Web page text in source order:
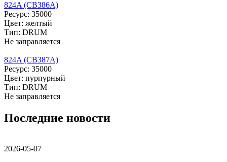
824A (CB386A)
Ресурс: 35000
Цвет: желтый
Тип: DRUM
Не заправляется
824A (CB387A)
Ресурс: 35000
Цвет: пурпурный
Тип: DRUM
Не заправляется
Последние новости
2026-05-07